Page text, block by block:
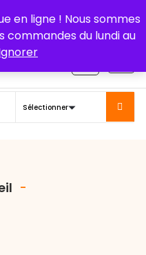
en ligne ! Nous sommes
du lundi au
-